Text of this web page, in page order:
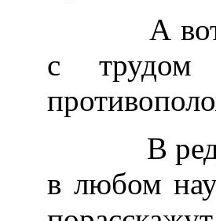
А вот
с трудом
В
в любом